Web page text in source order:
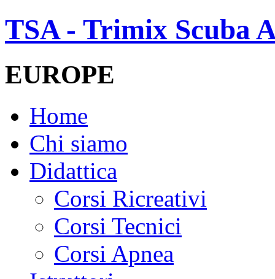
TSA - Trimix Scuba
EUROPE
Home
Chi siamo
Didattica
Corsi Ricreativi
Corsi Tecnici
Corsi Apnea